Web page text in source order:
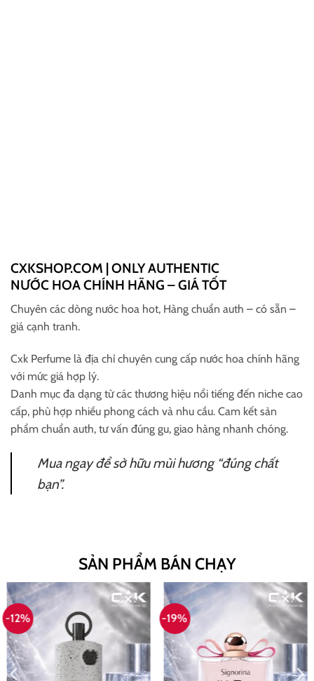
CXKSHOP.COM | ONLY AUTHENTIC
NƯỚC HOA CHÍNH HÃNG – GIÁ TỐT
Chuyên các dòng nước hoa hot, Hàng chuẩn auth – có sẵn –
giá cạnh tranh.
Cxk Perfume là địa chỉ chuyên cung cấp nước hoa chính hãng
với mức giá hợp lý.
Danh mục đa dạng từ các thương hiệu nổi tiếng đến niche cao
cấp, phù hợp nhiều phong cách và nhu cầu. Cam kết sản
phẩm chuẩn auth, tư vấn đúng gu, giao hàng nhanh chóng.
Mua ngay để sở hữu mùi hương “đúng chất
bạn”.
SẢN PHẨM BÁN CHẠY
-19%